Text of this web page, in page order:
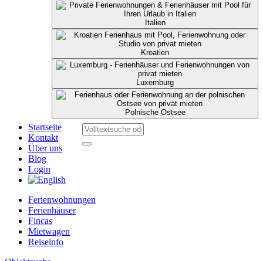
Italien
Kroatien
Luxemburg
Polnische Ostsee
Startseite
Kontakt
Über uns
Blog
Login
Ferienwohnungen
Ferienhäuser
Fincas
Mietwagen
Reiseinfo